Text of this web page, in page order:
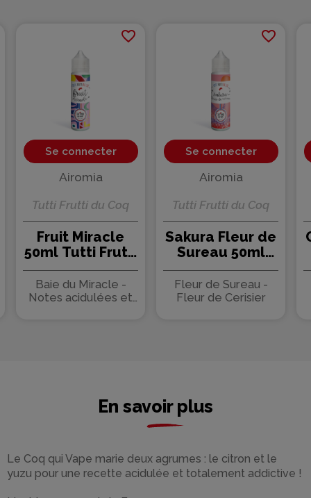
favorite_border
Se connecter
Airomia
Tutti Frutti du Coq
Fruit Miracle
50ml Tutti Frutti
du Coq - Le Coq
qui Vape
Baie du Miracle -
Notes acidulées et
favorite_border
Se connecter
Airomia
Tutti Frutti du Coq
Sakura Fleur de
Sureau 50ml
Tutti Frutti du
Coq - Le Coq qui
Vape
Fleur de Sureau -
Fleur de Cerisier
En savoir plus
Le Coq qui Vape marie deux agrumes : le citron et le
yuzu pour une recette acidulée et totalement addictive !